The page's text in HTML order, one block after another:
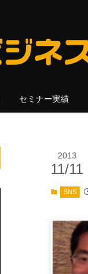
セミナー実績
2013
11/11
SNS